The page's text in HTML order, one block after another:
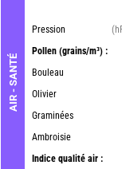
AIR - SANTÉ
Pression
Pollen (grains/m³) :
Bouleau
Olivier
Graminées
Ambroisie
Indice qualité air :